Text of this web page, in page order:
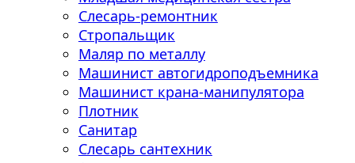
Слесарь-ремонтник
Стропальщик
Маляр по металлу
Машинист автогидроподъемника
Машинист крана-манипулятора
Плотник
Санитар
Слесарь сантехник